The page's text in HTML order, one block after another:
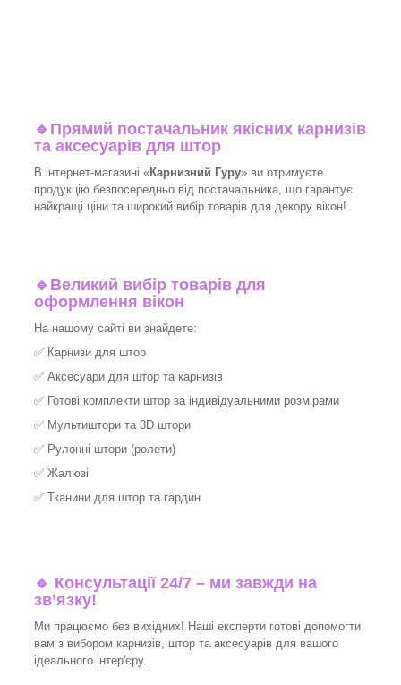
🔹 Прямий постачальник якісних карнизів
та аксесуарів для штор
В інтернет-магазині «Карнизний Гуру» ви отримуєте
продукцію безпосередньо від постачальника, що гарантує
найкращі ціни та широкий вибір товарів для декору вікон!​
🔹 Великий вибір товарів для
оформлення вікон
На нашому сайті ви знайдете:
✅ Карнизи для штор
✅ Аксесуари для штор та карнизів
✅ Готові комплекти штор за індивідуальними розмірами
✅ Мультиштори та 3D штори
✅ Рулонні штори (ролети)
✅ Жалюзі
✅ Тканини для штор та гардин
🔹 Консультації 24/7 – ми завжди на
зв’язку!
Ми працюємо без вихідних! Наші експерти готові допомогти
вам з вибором карнизів, штор та аксесуарів для вашого
ідеального інтер'єру.​